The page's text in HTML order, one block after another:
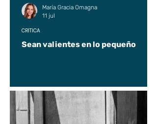
Sean valientes en lo pequeño
CRÍTICA
María Gracia Omagna
11 jul